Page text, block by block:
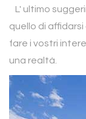
L' ultimo
quello di
fare i vostri
una realtà.